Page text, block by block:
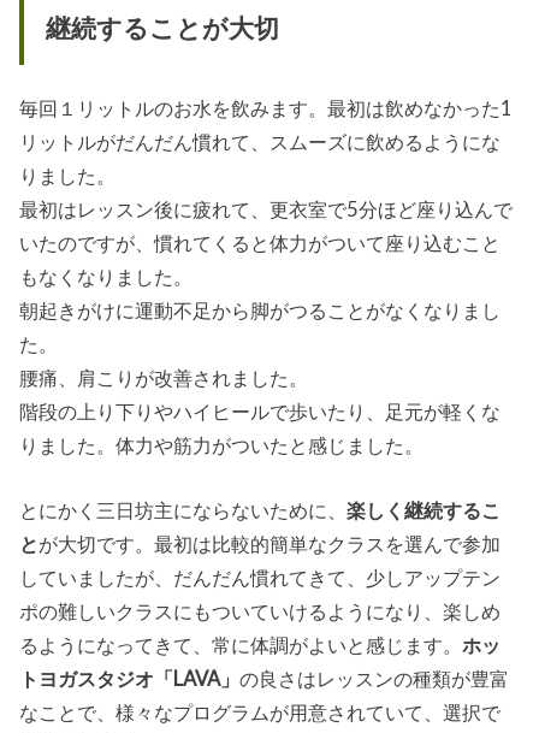
継続することが大切
毎回１リットルのお水を飲みます。最初は飲めなかった1
リットルがだんだん慣れて、スムーズに飲めるようにな
りました。
最初はレッスン後に疲れて、更衣室で5分ほど座り込んで
いたのですが、慣れてくると体力がついて座り込むこと
もなくなりました。
朝起きがけに運動不足から脚がつることがなくなりまし
た。
腰痛、肩こりが改善されました。
階段の上り下りやハイヒールで歩いたり、足元が軽くな
りました。体力や筋力がついたと感じました。
とにかく三日坊主にならないために、楽しく継続するこ
とが大切です。最初は比較的簡単なクラスを選んで参加
していましたが、だんだん慣れてきて、少しアップテン
ポの難しいクラスにもついていけるようになり、楽しめ
るようになってきて、常に体調がよいと感じます。ホッ
トヨガスタジオ「LAVA」の良さはレッスンの種類が豊富
なことで、様々なプログラムが用意されていて、選択で